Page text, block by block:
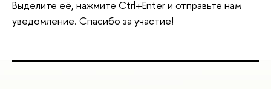
Выделите её, нажмите Ctrl+Enter и отправьте нам
уведомление. Спасибо за участие!